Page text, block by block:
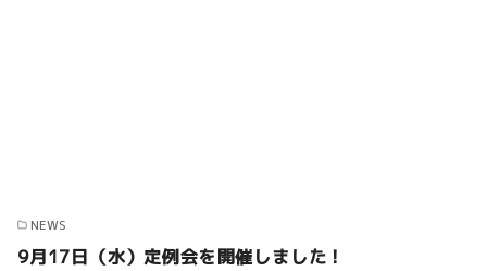
NEWS
9月17日（水）定例会を開催しました！